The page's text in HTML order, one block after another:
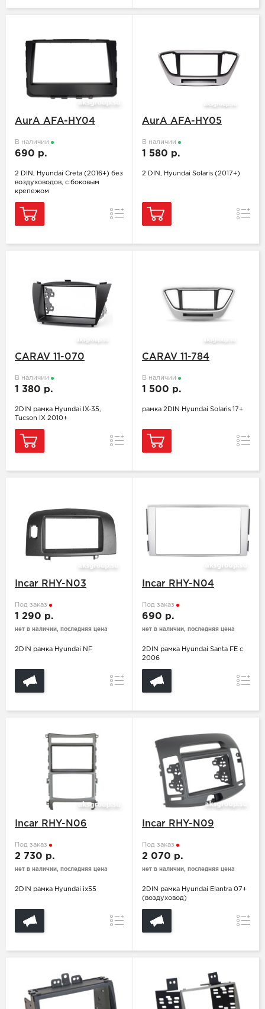
AurA AFA-HY04
В наличии
690 р.
2 DIN, Hyundai Creta (2016+) без
воздуховодов, с боковым
крепежом
Сравнение
AurA AFA-HY05
В наличии
1 580 р.
2 DIN, Hyundai Solaris (2017+)
CARAV 11-070
В наличии
1 380 р.
2DIN рамка Hyundai IX-35,
Tucson IX 2010+
Сравнение
CARAV 11-784
В наличии
1 500 р.
рамка 2DIN Hyundai Solaris 17+
Incar RHY-N03
Под заказ
1 290 р.
нет в наличии, последняя цена
2DIN рамка Hyundai NF
Сравнение
Incar RHY-N04
Под заказ
690 р.
нет в наличии, последняя цена
2DIN рамка Hyundai Santa FE c
2006
Incar RHY-N06
Под заказ
2 730 р.
нет в наличии, последняя цена
2DIN рамка Hyundai ix55
Сравнение
Incar RHY-N09
Под заказ
2 070 р.
нет в наличии, последняя цена
2DIN рамка Hyundai Elantra 07+
(воздуховод)